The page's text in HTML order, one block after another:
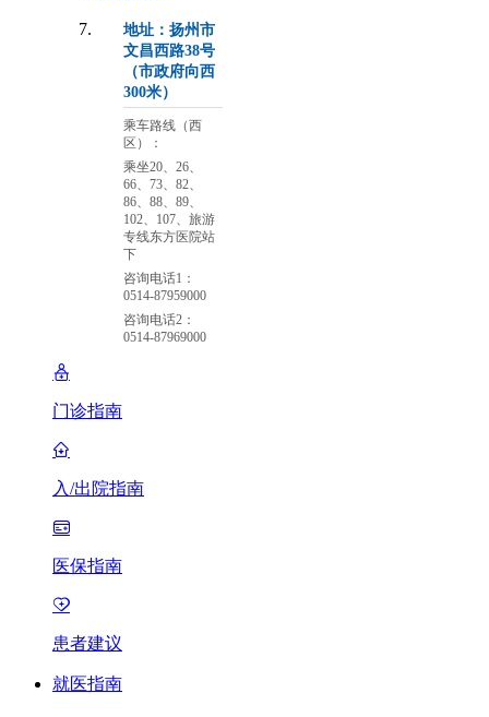
地址：扬州市
文昌西路38号
（市政府向西
300米）
乘车路线（西
区）：
乘坐20、26、
66、73、82、
86、88、89、
102、107、旅游
专线东方医院站
下
咨询电话1：
0514-87959000
咨询电话2：
0514-87969000
门诊指南
入/出院指南
医保指南
患者建议
就医指南